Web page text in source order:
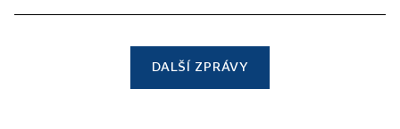
DALŠÍ ZPRÁVY